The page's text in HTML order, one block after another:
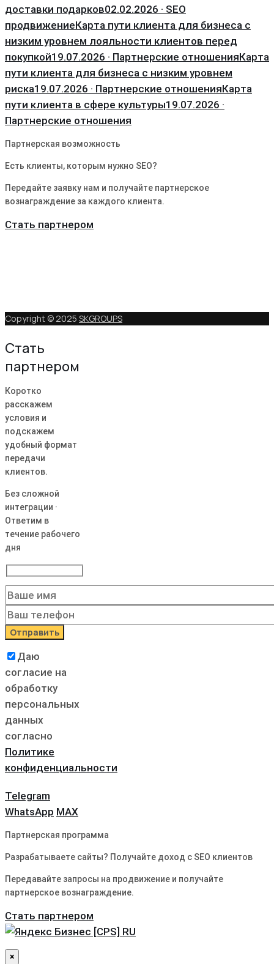
доставки подарков02.02.2026 · SEO
продвижениеКарта пути клиента для бизнеса с
низким уровнем лояльности клиентов перед
покупкой19.07.2026 · Партнерские отношенияКарта
пути клиента для бизнеса с низким уровнем
риска19.07.2026 · Партнерские отношенияКарта
пути клиента в сфере культуры19.07.2026 ·
Партнерские отношения
Партнерская возможность
Есть клиенты, которым нужно SEO?
Передайте заявку нам и получайте партнерское
вознаграждение за каждого клиента.
Стать партнером
Copyright © 2025 SKGROUPS
Стать
партнером
Коротко
расскажем
условия и
подскажем
удобный формат
передачи
клиентов.
Без сложной
интеграции ·
Ответим в
течение рабочего
дня
Даю
согласие на
обработку
персональных
данных
согласно
Политике
конфиденциальности
Telegram
WhatsApp MAX
Партнерская программа
Разрабатываете сайты? Получайте доход с SEO клиентов
Передавайте запросы на продвижение и получайте
партнерское вознаграждение.
Стать партнером
×